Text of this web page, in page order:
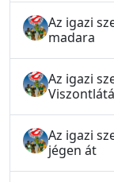
Az igazi
madara
Az igazi
Az igazi
jégen át